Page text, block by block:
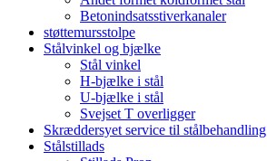
Betonindsatsstiverkanaler
støttemursstolpe
Stålvinkel og bjælke
Stål vinkel
H-bjælke i stål
U-bjælke i stål
Svejset T overligger
Skræddersyet service til stålbehandling
Stålstillads